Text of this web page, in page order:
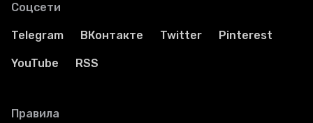
Соцсети
Telegram ВКонтакте Twitter Pinterest
YouTube RSS
Правила